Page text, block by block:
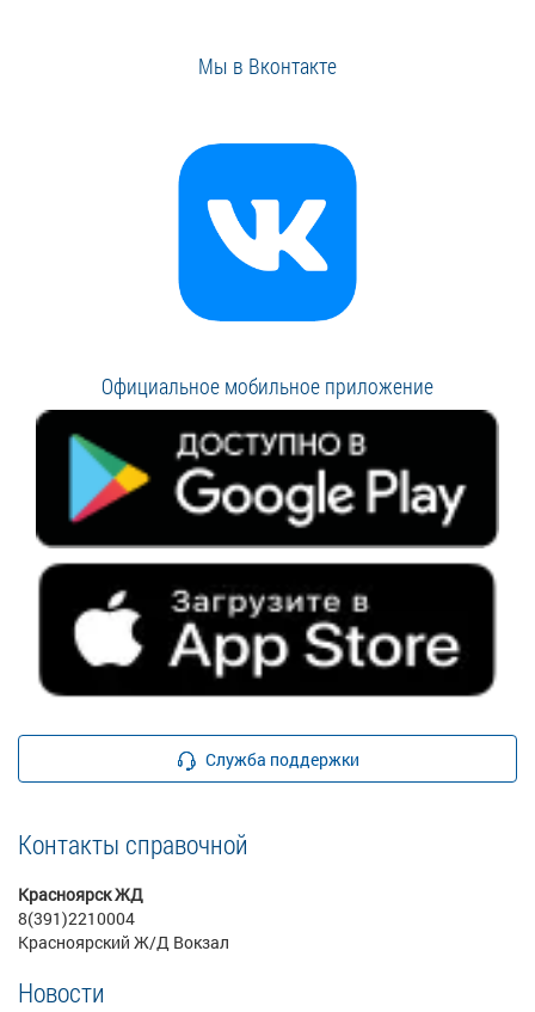
Мы в Вконтакте
Официальное мобильное приложение
Служба поддержки
Контакты справочной
Красноярск ЖД
8(391)2210004
Красноярский Ж/Д Вокзал
Новости